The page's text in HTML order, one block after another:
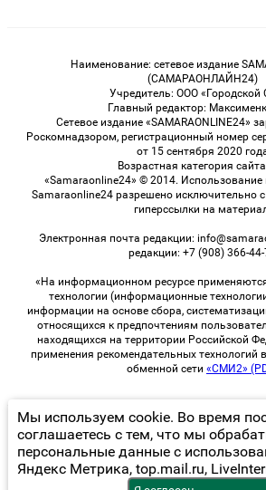
Наименование: сетевое издание
(САМАРАОНЛАЙН24)
Учредитель: ООО «Городской
Главный редактор:
Сетевое издание «SAMARAONLINE24»
Роскомнадзором, регистрационный номер
от 15 сентября 2020
Возрастная категория
«Samaraonline24» © 2014. Использование
Samaraonline24 разрешено исключительно
гиперссылки на
Электронная почта редакции:
редакции: +7 (908) 366-
«На информационном ресурсе
технологии (информационные
информации на основе сбора,
относящихся к предпочтениям
находящихся на территории Российской
применения рекомендательных технологий
обменной сети «СМИ2»
© 2026 «samaraOnline24» | Все
Возрастная категория сайта
Политика
Мы используем cookie. Во время
соглашаетесь с тем, что мы
персональные данные с
Яндекс Метрика, top.mail.ru,